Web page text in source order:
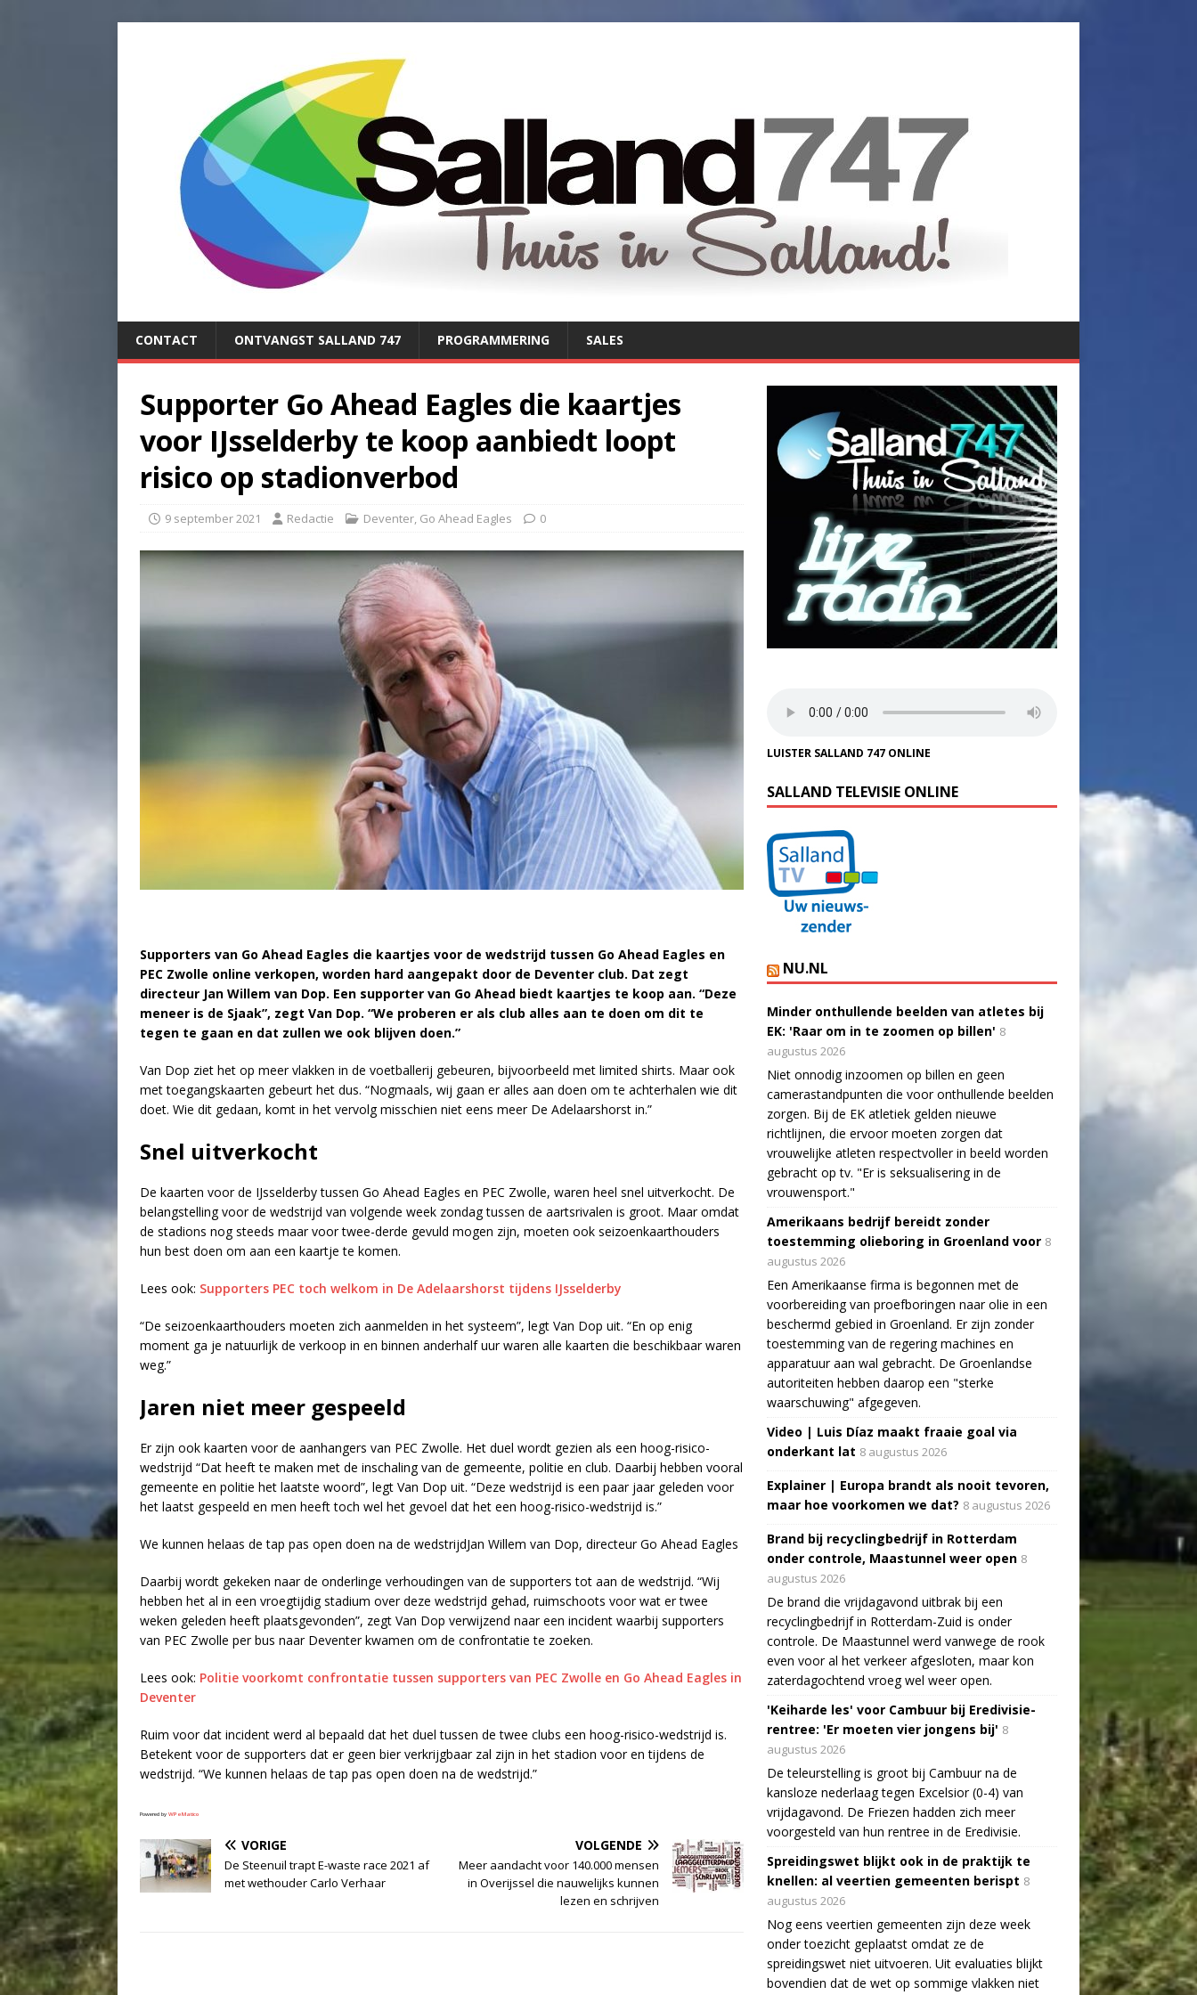
CONTACT ONTVANGST SALLAND 747 PROGRAMMERING SALES
Supporter Go Ahead Eagles die kaartjes
voor IJsselderby te koop aanbiedt loopt
risico op stadionverbod
9 september 2021 Redactie Deventer, Go Ahead Eagles 0
Supporters van Go Ahead Eagles die kaartjes voor de wedstrijd tussen Go Ahead Eagles en
PEC Zwolle online verkopen, worden hard aangepakt door de Deventer club. Dat zegt
directeur Jan Willem van Dop. Een supporter van Go Ahead biedt kaartjes te koop aan. “Deze
meneer is de Sjaak”, zegt Van Dop. “We proberen er als club alles aan te doen om dit te
tegen te gaan en dat zullen we ook blijven doen.”
Van Dop ziet het op meer vlakken in de voetballerij gebeuren, bijvoorbeeld met limited shirts. Maar ook
met toegangskaarten gebeurt het dus. “Nogmaals, wij gaan er alles aan doen om te achterhalen wie dit
doet. Wie dit gedaan, komt in het vervolg misschien niet eens meer De Adelaarshorst in.”
Snel uitverkocht
De kaarten voor de IJsselderby tussen Go Ahead Eagles en PEC Zwolle, waren heel snel uitverkocht. De
belangstelling voor de wedstrijd van volgende week zondag tussen de aartsrivalen is groot. Maar omdat
de stadions nog steeds maar voor twee-derde gevuld mogen zijn, moeten ook seizoenkaarthouders
hun best doen om aan een kaartje te komen.
Lees ook: Supporters PEC toch welkom in De Adelaarshorst tijdens IJsselderby
“De seizoenkaarthouders moeten zich aanmelden in het systeem”, legt Van Dop uit. “En op enig
moment ga je natuurlijk de verkoop in en binnen anderhalf uur waren alle kaarten die beschikbaar waren
weg.”
Jaren niet meer gespeeld
Er zijn ook kaarten voor de aanhangers van PEC Zwolle. Het duel wordt gezien als een hoog-risico-
wedstrijd “Dat heeft te maken met de inschaling van de gemeente, politie en club. Daarbij hebben vooral
gemeente en politie het laatste woord”, legt Van Dop uit. “Deze wedstrijd is een paar jaar geleden voor
het laatst gespeeld en men heeft toch wel het gevoel dat het een hoog-risico-wedstrijd is.”
We kunnen helaas de tap pas open doen na de wedstrijdJan Willem van Dop, directeur Go Ahead Eagles
Daarbij wordt gekeken naar de onderlinge verhoudingen van de supporters tot aan de wedstrijd. “Wij
hebben het al in een vroegtijdig stadium over deze wedstrijd gehad, ruimschoots voor wat er twee
weken geleden heeft plaatsgevonden”, zegt Van Dop verwijzend naar een incident waarbij supporters
van PEC Zwolle per bus naar Deventer kwamen om de confrontatie te zoeken.
Lees ook: Politie voorkomt confrontatie tussen supporters van PEC Zwolle en Go Ahead Eagles in
Deventer
Ruim voor dat incident werd al bepaald dat het duel tussen de twee clubs een hoog-risico-wedstrijd is.
Betekent voor de supporters dat er geen bier verkrijgbaar zal zijn in het stadion voor en tijdens de
wedstrijd. “We kunnen helaas de tap pas open doen na de wedstrijd.”
Powered by WPeMatico
VORIGE
De Steenuil trapt E-waste race 2021 af
met wethouder Carlo Verhaar
VOLGENDE
Meer aandacht voor 140.000 mensen
in Overijssel die nauwelijks kunnen
lezen en schrijven
LUISTER SALLAND 747 ONLINE
SALLAND TELEVISIE ONLINE
NU.NL
Minder onthullende beelden van atletes bij
EK: 'Raar om in te zoomen op billen' 8
augustus 2026
Niet onnodig inzoomen op billen en geen
camerastandpunten die voor onthullende beelden
zorgen. Bij de EK atletiek gelden nieuwe
richtlijnen, die ervoor moeten zorgen dat
vrouwelijke atleten respectvoller in beeld worden
gebracht op tv. "Er is seksualisering in de
vrouwensport."
Amerikaans bedrijf bereidt zonder
toestemming olieboring in Groenland voor 8
augustus 2026
Een Amerikaanse firma is begonnen met de
voorbereiding van proefboringen naar olie in een
beschermd gebied in Groenland. Er zijn zonder
toestemming van de regering machines en
apparatuur aan wal gebracht. De Groenlandse
autoriteiten hebben daarop een "sterke
waarschuwing" afgegeven.
Video | Luis Díaz maakt fraaie goal via
onderkant lat 8 augustus 2026
Explainer | Europa brandt als nooit tevoren,
maar hoe voorkomen we dat? 8 augustus 2026
Brand bij recyclingbedrijf in Rotterdam
onder controle, Maastunnel weer open 8
augustus 2026
De brand die vrijdagavond uitbrak bij een
recyclingbedrijf in Rotterdam-Zuid is onder
controle. De Maastunnel werd vanwege de rook
even voor al het verkeer afgesloten, maar kon
zaterdagochtend vroeg wel weer open.
'Keiharde les' voor Cambuur bij Eredivisie-
rentree: 'Er moeten vier jongens bij' 8
augustus 2026
De teleurstelling is groot bij Cambuur na de
kansloze nederlaag tegen Excelsior (0-4) van
vrijdagavond. De Friezen hadden zich meer
voorgesteld van hun rentree in de Eredivisie.
Spreidingswet blijkt ook in de praktijk te
knellen: al veertien gemeenten berispt 8
augustus 2026
Nog eens veertien gemeenten zijn deze week
onder toezicht geplaatst omdat ze de
spreidingswet niet uitvoeren. Uit evaluaties blijkt
bovendien dat de wet op sommige vlakken niet